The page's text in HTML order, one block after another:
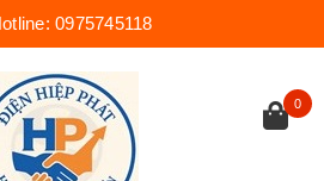
0975745118
0